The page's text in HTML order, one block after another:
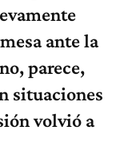
ante la
parece,
situaciones
volvió a